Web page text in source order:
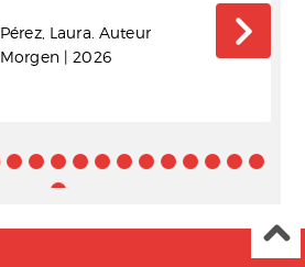
Pérez, Laura. Auteur
Morgen | 2026